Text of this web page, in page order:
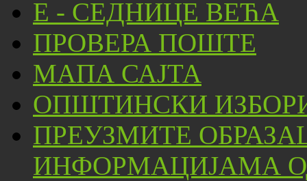
Е - СЕДНИЦЕ ВЕЋА
ПРОВЕРА ПОШТЕ
МАПА САЈТА
ОПШТИНСКИ
ПРЕУЗМИТЕ
ИНФОРМАЦИЈАМА